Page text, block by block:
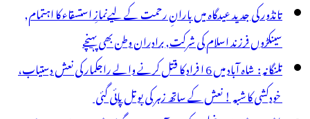
تانڈور کی جدید عیدگاہ میں بارانِ رحمت کے لیےنمازِ استسقاء کا اہتمام,
سینکڑوں فرزند اسلام کی شرکت, برادران وطن بھی پہنچے
تلنگانہ : شاہ آباد میں 6 ا فراد کا قتل کرنے والے راجکمار کی نعش دستیاب،
خودکشی کا شبہ ! نعش کے ساتھ زہر کی بوتل پائی گئی